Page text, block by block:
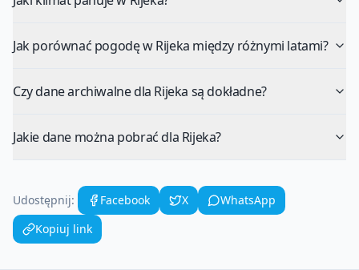
Jak porównać pogodę w Rijeka między różnymi latami?
Czy dane archiwalne dla Rijeka są dokładne?
Jakie dane można pobrać dla Rijeka?
Udostępnij: Facebook X
WhatsApp
Kopiuj link